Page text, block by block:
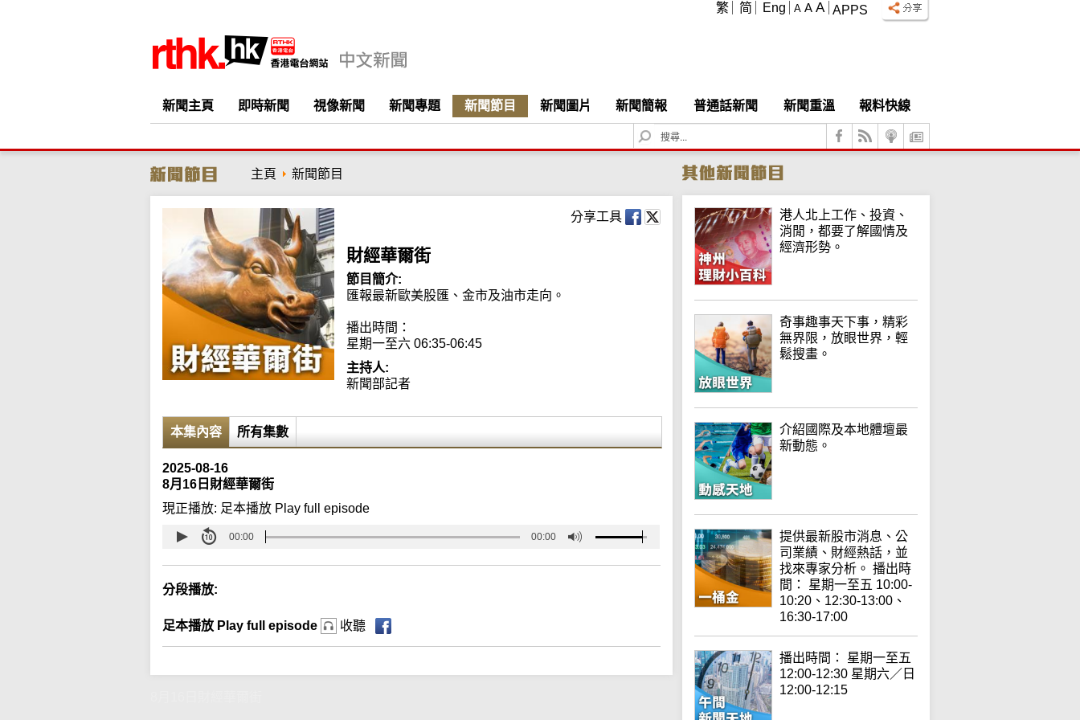
APPS
A A A
繁 简 Eng
新聞主頁 即時新聞 視像新聞 新聞專題 新聞節目 新聞圖片 新聞簡報 普通話新聞 新聞重溫
報料快線
S
e
c
h
主頁 新聞節目
分享工具
財經華爾街
節目簡介:
匯報最新歐美股匯、金市及油市走向。
播出時間：
星期一至六 06:35-06:45
主持人:
新聞部記者
本集內容 所有集數
2025-08-16
8月16日財經華爾街
現正播放: 足本播放 Play full episode
00:00 00:00
分段播放:
足本播放 Play full episode 收聽
港人北上工作、投資、
消閒，都要了解國情及
經濟形勢。
奇事趣事天下事，精彩
無界限，放眼世界，輕
鬆搜畫。
介紹國際及本地體壇最
新動態。
提供最新股市消息、公
司業績、財經熱話，並
找來專家分析。 播出時
間： 星期一至五 10:00-
10:20、12:30-13:00、
16:30-17:00
播出時間： 星期一至五
12:00-12:30 星期六／日
12:00-12:15